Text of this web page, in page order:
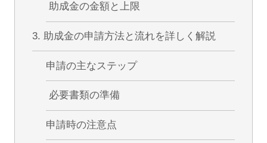
助成金の金額と上限
3. 助成金の申請方法と流れを詳しく解説
申請の主なステップ
必要書類の準備
申請時の注意点